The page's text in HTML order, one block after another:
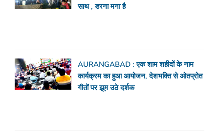
साथ , डरना मना है
AURANGABAD : एक शाम शहीदों के नाम
कार्यक्रम का हुआ आयोजन, देशभक्ति से ओतप्रोत
गीतों पर झूम उठे दर्शक